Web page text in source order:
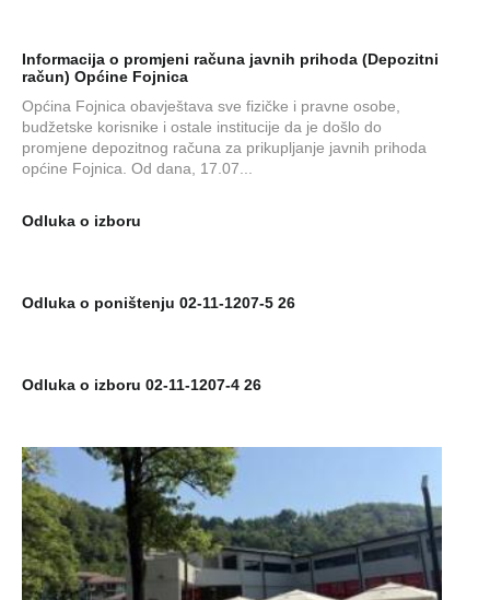
Informacija o promjeni računa javnih prihoda (Depozitni
račun) Općine Fojnica
Općina Fojnica obavještava sve fizičke i pravne osobe,
budžetske korisnike i ostale institucije da je došlo do
promjene depozitnog računa za prikupljanje javnih prihoda
općine Fojnica. Od dana, 17.07...
Odluka o izboru
Odluka o poništenju 02-11-1207-5 26
Odluka o izboru 02-11-1207-4 26